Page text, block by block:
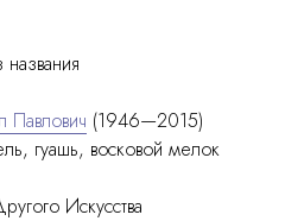
названия
Павлович (1946—2015)
гуашь, восковой мелок
Искусства